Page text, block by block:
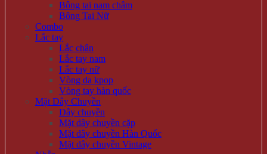
Bông tai nam châm
Bông Tai Nữ
Combo
Lắc tay
Lắc chân
Lắc tay nam
Lắc tay nữ
Vòng da kpop
Vòng tay hàn quốc
Mặt Dây Chuyền
Dây chuyền
Mặt dây chuyền cặp
Mặt dây chuyền Hàn Quốc
Mặt dây chuyền Vintage